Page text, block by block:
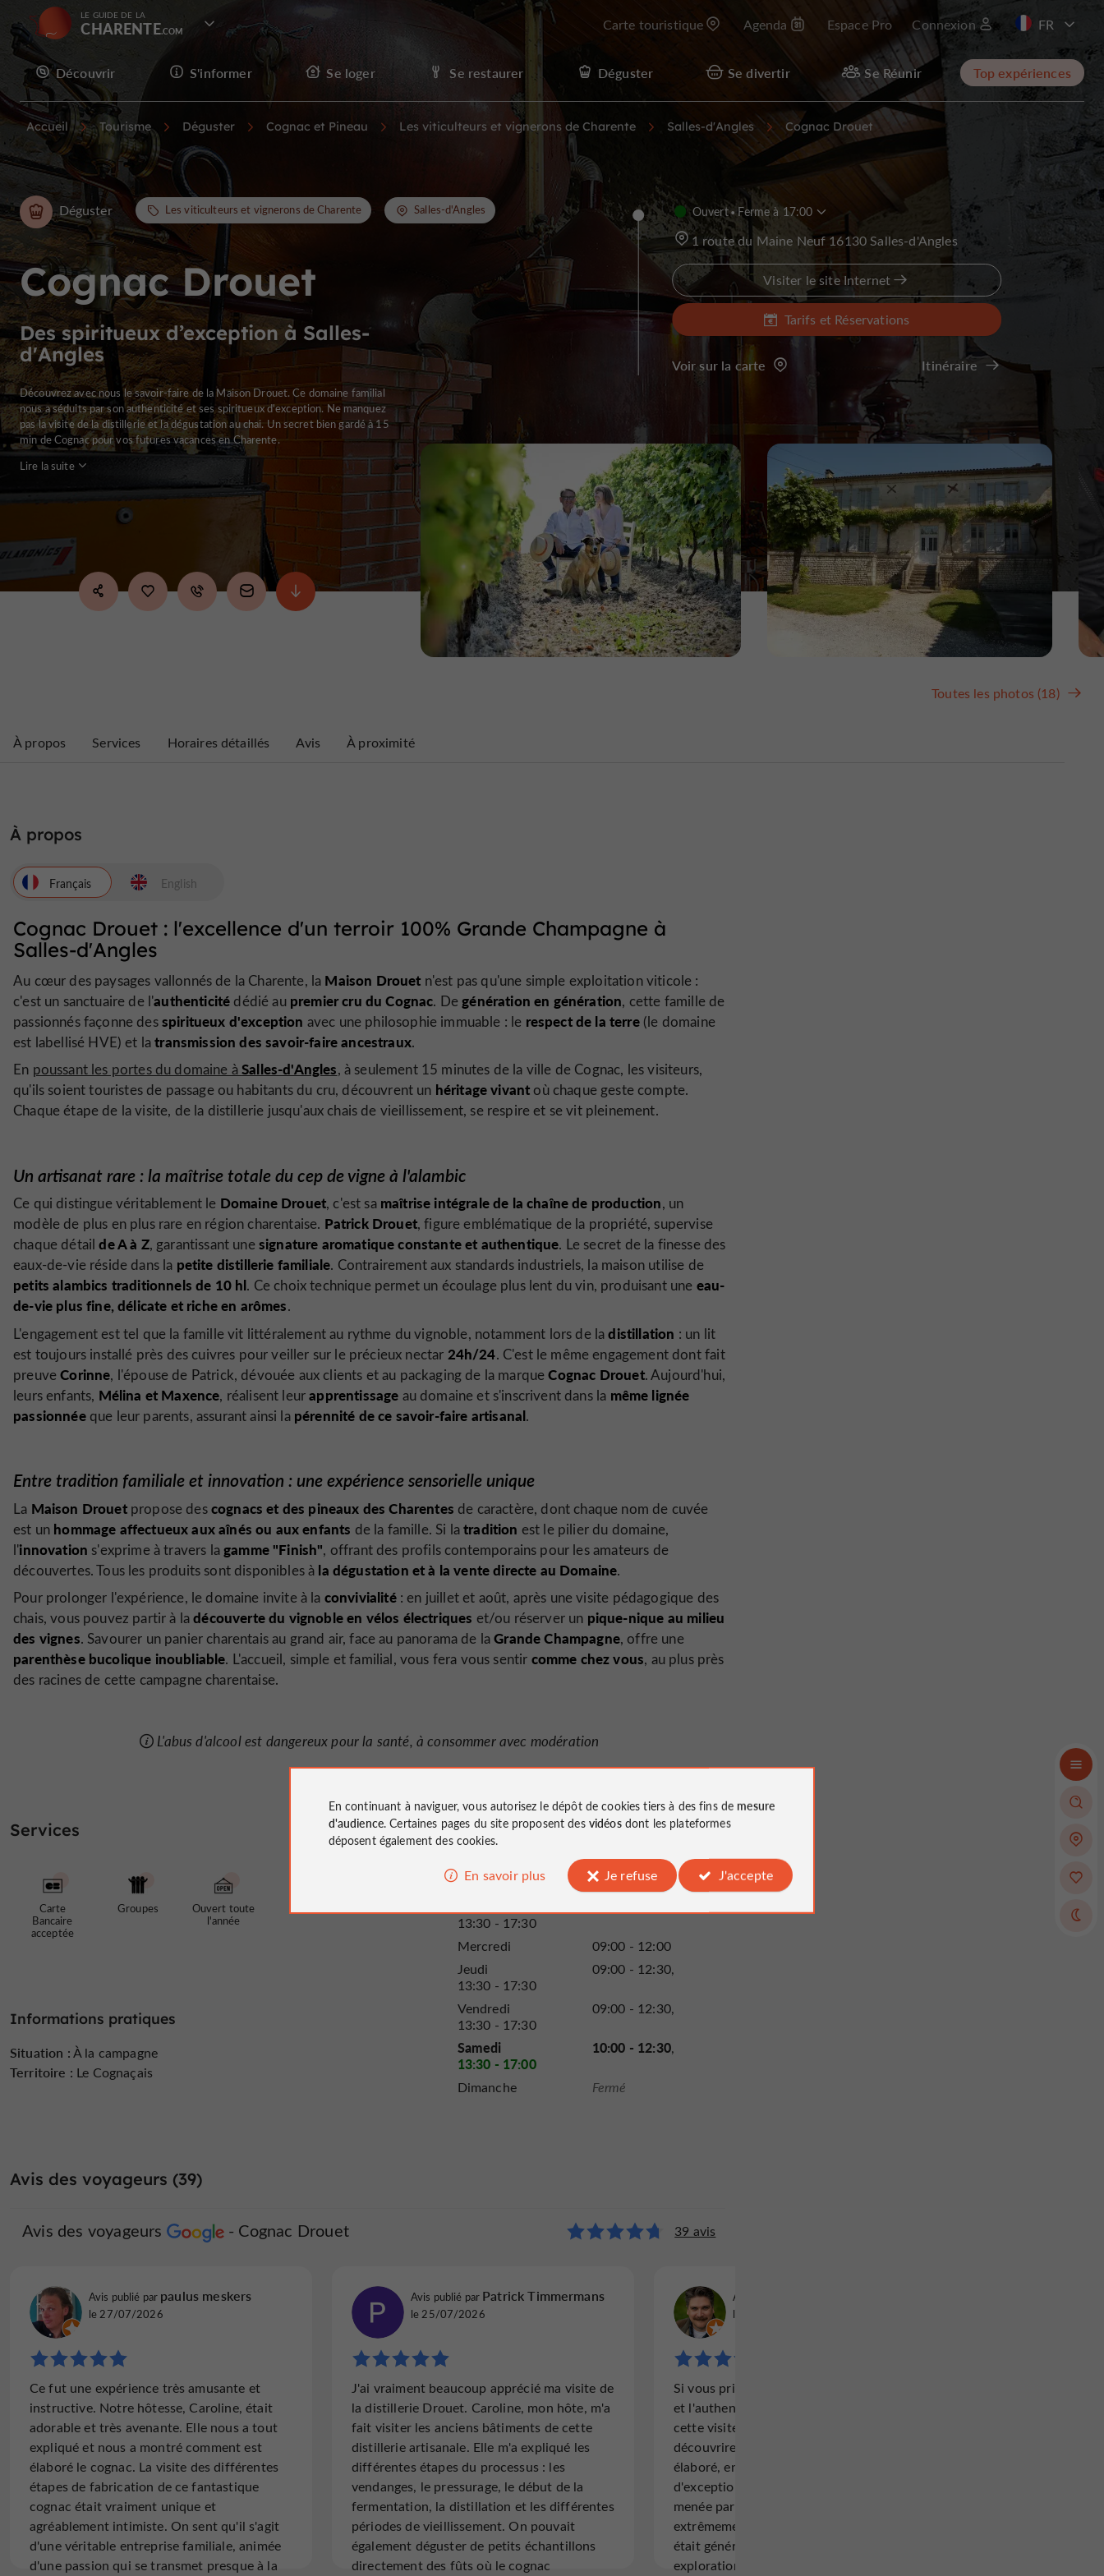
LE GUIDE DE LA
CHARENTE Carte touristique Agenda Espace Pro Connexion
EN
Découvrir S'informer Se loger Se restaurer Déguster Se divertir Se Réunir Top expériences
Accueil Tourisme Déguster Cognac et Pineau Les viticulteurs et vignerons de Charente Salles-d'Angles Cognac Drouet
Cognac Drouet
Des spiritueux d’exception à Salles-
d'Angles
Déguster Les viticulteurs et vignerons de Charente Salles-d'Angles
Découvrez avec nous le savoir-faire de la Maison Drouet. Ce domaine familial
nous a séduits par son authenticité et ses spiritueux d'exception. Ne manquez
pas la visite de la distillerie et la dégustation au chai. Un secret bien gardé à 15
min de Cognac pour vos futures vacances en Charente.
Lire la suite
Toutes les photos (18)
Ouvert Ferme à 17:00
1 route du Maine Neuf 16130 Salles-d'Angles
Visiter le site Internet
Tarifs et Réservations
Voir sur la carte Itinéraire
À propos Services Horaires détaillés Avis À proximité
À propos
Français
Cognac Drouet : l'excellence d'un terroir 100% Grande Champagne à
Salles-d'Angles
Au cœur des paysages vallonnés de la Charente, la Maison Drouet n'est pas qu'une simple exploitation viticole :
c'est un sanctuaire de l'authenticité dédié au premier cru du Cognac. Degénération en génération, cette famille de
passionnés façonne desspiritueux d'exception avec une philosophie immuable : le respect de la terre(le domaine
est labellisé HVE) et latransmission des savoir-faire ancestraux.
En poussant les portes du domaine àSalles-d'Angles, à seulement 15 minutes de la ville de Cognac, les visiteurs,
qu'ils soient touristes de passage ou habitants du cru, découvrent un héritage vivant où chaque geste compte.
Chaque étape de la visite, de la distillerie jusqu'aux chais de vieillissement, se respire et se vit pleinement.
Un artisanat rare : la maîtrise totale du cep de vigne à l'alambic
Ce qui distingue véritablement le Domaine Drouet, c'est sa maîtrise intégrale de la chaîne de production, un
modèle de plus en plus rare en région charentaise. Patrick Drouet, figure emblématique de la propriété, supervise
chaque détailde A à Z, garantissant unesignature aromatique constante et authentique. Le secret de la finesse des
eaux-de-vie réside dans la petite distillerie familiale. Contrairement aux standards industriels, la maison utilise de
petits alambics traditionnels de 10 hl. Ce choix technique permet un écoulage plus lent du vin, produisant une eau-
de-vie plus fine, délicate et riche en arômes.
L'engagement est tel que la famille vit littéralement au rythme du vignoble, notamment lors de ladistillation : un lit
est toujours installé près des cuivres pour veiller sur le précieux nectar 24h/24. C'est le même engagement dont fait
preuveCorinne, l'épouse de Patrick, dévouée aux clients et au packaging de la marqueCognac Drouet. Aujourd'hui,
leurs enfants, Mélina et Maxence, réalisent leurapprentissage au domaine et s'inscrivent dans la même lignée
passionnéeque leur parents, assurant ainsi lapérennité de ce savoir-faire artisanal.
Entre tradition familiale et innovation : une expérience sensorielle unique
La Maison Drouetpropose descognacs et des pineaux des Charentes de caractère, dont chaque nom de cuvée
est un hommage affectueux aux aînés ou aux enfants de la famille. Si latradition est le pilier du domaine,
l'innovation s'exprime à travers lagamme "Finish", offrant des profils contemporains pour les amateurs de
découvertes. Tous les produits sont disponibles à la dégustation et à la vente directe au Domaine.
Pour prolonger l'expérience, le domaine invite à la convivialité: en juillet et août, après une visite pédagogique des
chais, vous pouvez partir à ladécouverte du vignoble en vélos électriques et/ou réserver un pique-nique au milieu
des vignes. Savourer un panier charentais au grand air, face au panorama de laGrande Champagne, offre une
parenthèse bucolique inoubliable. L'accueil, simple et familial, vous fera vous sentir comme chez vous, au plus près
des racines de cette campagne charentaise.
L'abus d'alcool est dangereux pour la santé, à consommer avec modération
English
Services
Carte
Bancaire
acceptée
Groupes
Ouvert toute
l'année
Informations pratiques
Situation :À la campagne
Territoire : Le Cognaçais
Horaires
09:00 - 12:30
13:30 - 17:30
13:30 - 17:30
Mercredi
09:00 - 12:00
Jeudi
09:00 - 12:30
13:30 - 17:30
Vendredi
09:00 - 12:30
13:30 - 17:30
Samedi
10:00 - 12:30
13:30 - 17:00
Dimanche Fermé
Avis des voyageurs (39)
Avis des voyageurs Cognac Drouet 39 avis
Avis publié par paulus meskers
le 27/07/2026
Ce fut une expérience très amusante et
instructive. Notre hôtesse, Caroline, était
adorable et très avenante. Elle nous a tout
expliqué et nous a montré comment est
élaboré le cognac. La visite des différentes
étapes de fabrication de ce fantastique
cognac était vraiment unique et
agréablement intimiste. On sent qu'il s'agit
d'une véritable entreprise familiale, animée
d'une passion qui se transmet presque à la
Avis publié par Patrick Timmermans
le 25/07/2026
J'ai vraiment beaucoup apprécié ma visite de
la distillerie Drouet. Caroline, mon hôte, m'a
fait visiter les anciens bâtiments de cette
distillerie artisanale. Elle m'a expliqué les
différentes étapes du processus : les
vendanges, le pressurage, le début de la
fermentation, la distillation et les différentes
périodes de vieillissement. On pouvait
également déguster de petits échantillons
directement des fûts où le cognac
Avis publié par
le 24/07/2026
Si vous privilégiez l'artisanat, le savoir-faire
et l'authenticité aux grandes marques, alors
cette visite est faite pour vous. Vous
découvrirez la distillerie et les fûts où est
élaboré, en quantité limitée, un cognac
d'exception. La visite, en anglais, était
menée par Caroline, une guide charmante et
extrêmement compétente. La dégustation
était généreuse et a permis une véritable
exploration des différentes qualités et âges.
En continuant à naviguer, vous autorisez le dépôt de cookies tiers à des fins de mesure
d'audience. Certaines pages du site proposent des vidéosdont les plateformes
déposent également des cookies.
En savoir plus Je refuse J'accepte